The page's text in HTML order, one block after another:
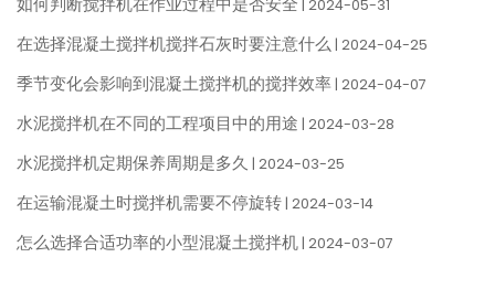
| 2024-05-31
在选择混凝土搅拌机搅拌石灰时要注意什么 | 2024-04-25
季节变化会影响到混凝土搅拌机的搅拌效率 | 2024-04-07
水泥搅拌机在不同的工程项目中的用途 | 2024-03-28
水泥搅拌机定期保养周期是多久 | 2024-03-25
在运输混凝土时搅拌机需要不停旋转 | 2024-03-14
怎么选择合适功率的小型混凝土搅拌机 | 2024-03-07